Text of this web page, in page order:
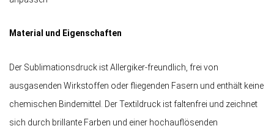
Material und Eigenschaften
Der Sublimationsdruck ist Allergiker-freundlich, frei von
ausgasenden Wirkstoffen oder fliegenden Fasern und enthält keine
chemischen Bindemittel. Der Textildruck ist faltenfrei und zeichnet
sich durch brillante Farben und einer hochauflösenden